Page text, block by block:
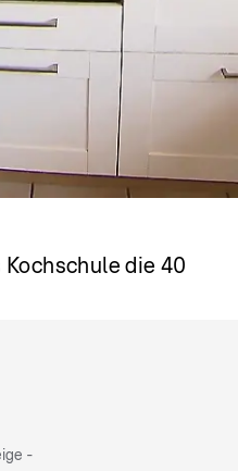
Kochschule die 40
-